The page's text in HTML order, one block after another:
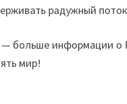
радужный
больше информации о
мир!